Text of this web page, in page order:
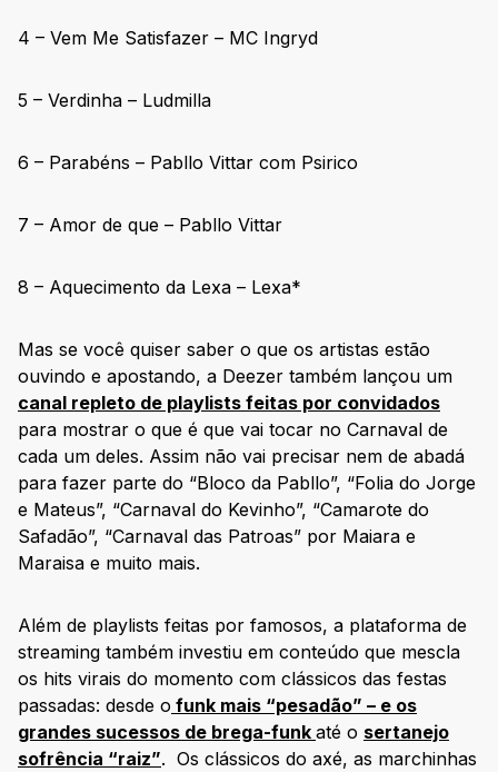
4 – Vem Me Satisfazer – MC Ingryd
5 – Verdinha – Ludmilla
6 – Parabéns – Pabllo Vittar com Psirico
7 – Amor de que – Pabllo Vittar
8 – Aquecimento da Lexa – Lexa*
Mas se você quiser saber o que os artistas estão
ouvindo e apostando, a Deezer também lançou um
canal repleto de playlists feitas por convidados
para mostrar o que é que vai tocar no Carnaval de
cada um deles. Assim não vai precisar nem de abadá
para fazer parte do “Bloco da Pabllo”, “Folia do Jorge
e Mateus”, “Carnaval do Kevinho”, “Camarote do
Safadão”, “Carnaval das Patroas” por Maiara e
Maraisa e muito mais.
Além de playlists feitas por famosos, a plataforma de
streaming também investiu em conteúdo que mescla
os hits virais do momento com clássicos das festas
passadas: desde o funk mais “pesadão” – e os
grandes sucessos de brega-funk até o sertanejo
sofrência “raiz”. Os clássicos do axé, as marchinhas